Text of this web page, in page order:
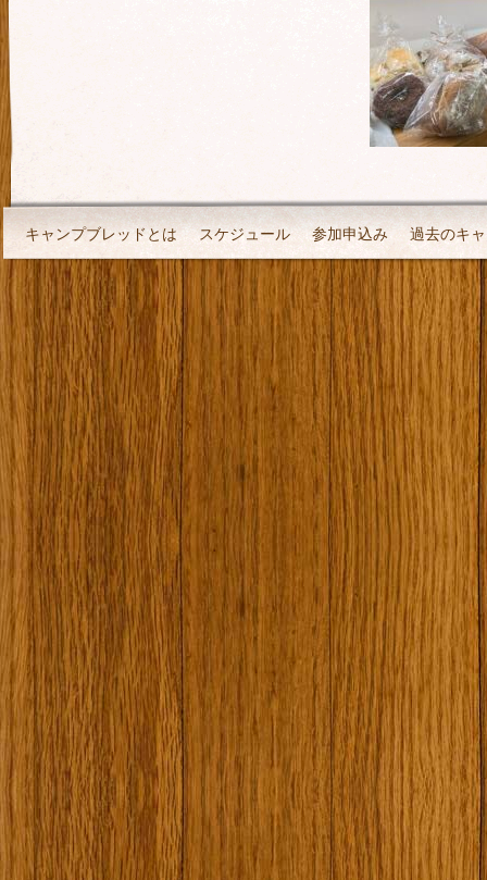
キャンプブレッドとは スケジュール 参加申込み 過去のキ